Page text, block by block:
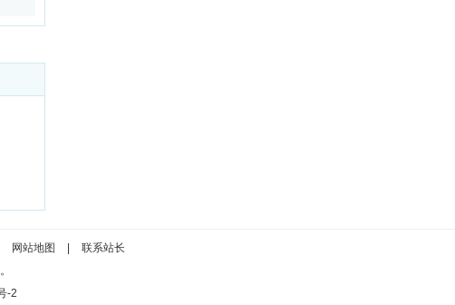
网站地图 联系站长
-2